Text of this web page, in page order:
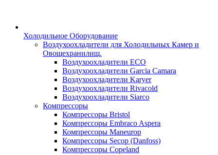
Холодильное Оборудование
Воздухоохладители для Холодильных Камер и
Овощехранилищ.
Воздухоохладители ECO
Воздухоохладители Garcia Camara
Воздухоохладители Karyer
Воздухоохладители Rivacold
Воздухоохладители Siarco
Компрессоры
Компрессоры Bristol
Компрессоры Embraco Aspera
Компрессоры Maneurop
Компрессоры Secop (Danfoss)
Компрессоры Copeland